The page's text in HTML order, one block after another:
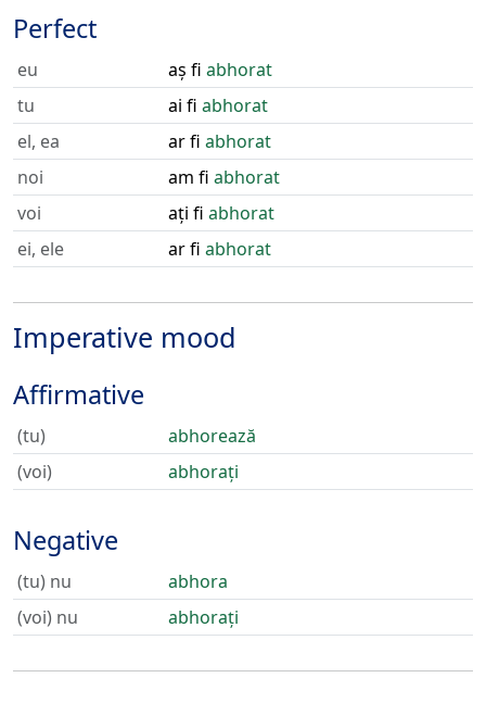
Perfect
eu aș fi abhorat
tu
ai fi abhorat
el, ea
ar fi abhorat
noi
am fi abhorat
voi
ați fi abhorat
ei, ele
ar fi abhorat
Imperative mood
Affirmative
(tu)
abhorează
(voi)
abhorați
Negative
(tu) nu
abhora
(voi) nu
abhorați